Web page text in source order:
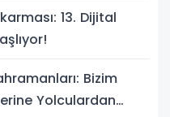
13. Dijital
Bizim
Yolculardan